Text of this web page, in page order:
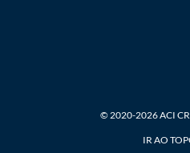
© 2020-2026 ACI
IR AO